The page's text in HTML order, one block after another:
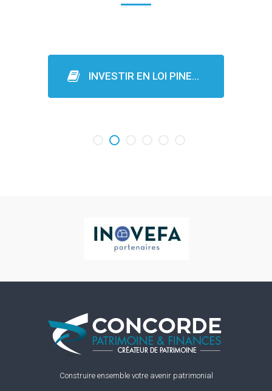
INVESTIR EN LOI PINE…
Construire ensemble votre avenir patrimonial